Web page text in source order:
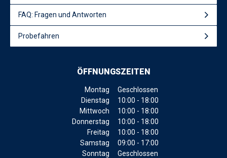
FAQ: Fragen und Antworten
Probefahren
ÖFFNUNGSZEITEN
Montag
Geschlossen
Dienstag
10:00 - 18:00
Mittwoch
10:00 - 18:00
Donnerstag
10:00 - 18:00
Freitag
10:00 - 18:00
Samstag
09:00 - 17:00
Sonntag
Geschlossen